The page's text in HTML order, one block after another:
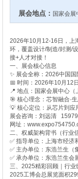
展会地点： 国家会
2026年10月12-16日，上
环，覆盖设计/制造/封测/
接+人才对接！
一、展会核心信息
✨ 展会全称：2026中国国
📅 时间：2026年10月12
📍 地点：国家会展中心（
🎯 核心理念：芯智融合·
💡 核心定位：从芯片到应
展会咨询：刘远清
网址：
二、权威架构背书（行业
✅ 指导单位：上海市经济
✅ 主办单位：东浩兰生（
✅ 承办单位：东浩兰生会
三、2025精彩回顾｜行业
2025工博会总展览面积